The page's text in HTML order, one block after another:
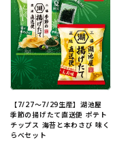
【7/27～7/29生産】湖池屋
季節の揚げたて直送便 ポテト
チップス 海苔と本わさび 味く
らべセット